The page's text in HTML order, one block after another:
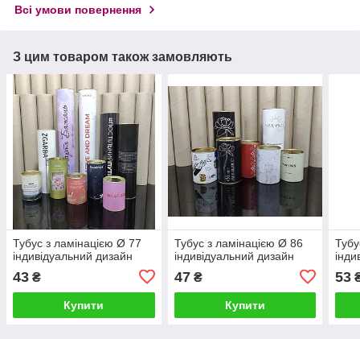
Всі умови повернення
З цим товаром також замовляють
Тубус з ламінацією Ø 77
індивідуальний дизайн
43 ₴
Купити
Тубус з ламінацією Ø 86
індивідуальний дизайн
47₴
Купити
53